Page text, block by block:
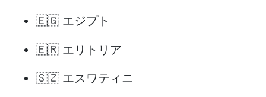
🇪🇬 エジプト
🇪🇷 エリトリア
🇸🇿 エスワティニ